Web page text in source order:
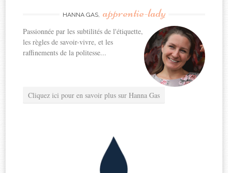
HANNA GAS, apprentie-lady
Passionnée par les subtilités de l'étiquette,
les règles de savoir-vivre, et les
raffinements de la politesse...
Cliquez ici pour en savoir plus sur Hanna Gas